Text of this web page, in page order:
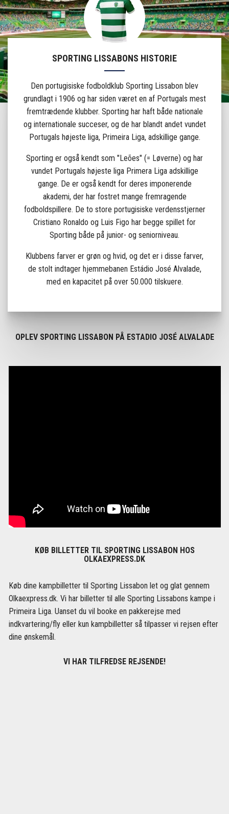
SPORTING LISSABONS HISTORIE
Den portugisiske fodboldklub Sporting Lissabon blev
grundlagt i 1906 og har siden været en af Portugals mest
fremtrædende klubber. Sporting har haft både nationale
og internationale succeser, og de har blandt andet vundet
Portugals højeste liga, Primeira Liga, adskillige gange.
Sporting er også kendt som "Leões" (= Løverne) og har
vundet Portugals højeste liga Primera Liga adskillige
gange. De er også kendt for deres imponerende
akademi, der har fostret mange fremragende
fodboldspillere. De to store portugisiske verdensstjerner
Cristiano Ronaldo og Luis Figo har begge spillet for
Sporting både på junior- og seniorniveau.
Klubbens farver er grøn og hvid, og det er i disse farver,
de stolt indtager hjemmebanen Estádio José Alvalade,
med en kapacitet på over 50.000 tilskuere.
OPLEV SPORTING LISSABON PÅ ESTADIO JOSÉ ALVALADE
KØB BILLETTER TIL SPORTING LISSABON HOS
OLKAEXPRESS.DK
Køb dine kampbilletter til Sporting Lissabon let og glat gennem
Olkaexpress.dk. Vi har billetter til alle Sporting Lissabons kampe i
Primeira Liga. Uanset du vil booke en pakkerejse med
indkvartering/fly eller kun kampbilletter så tilpasser vi rejsen efter
dine ønskemål.
VI HAR TILFREDSE REJSENDE!